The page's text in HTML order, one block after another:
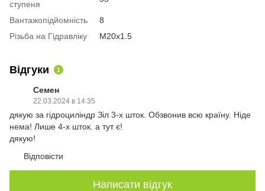
ступеня
Вантажопідйомність
8
Різьба на Гідравліку
М20х1.5
Відгуки 1
Семен
22.03.2024 в 14:35
дякую за гідроциліндр Зіл 3-х шток. Обзвонив всю країну. Ніде
нема! Лише 4-х шток. а тут є!
дякую!
Відповісти
Написати відгук